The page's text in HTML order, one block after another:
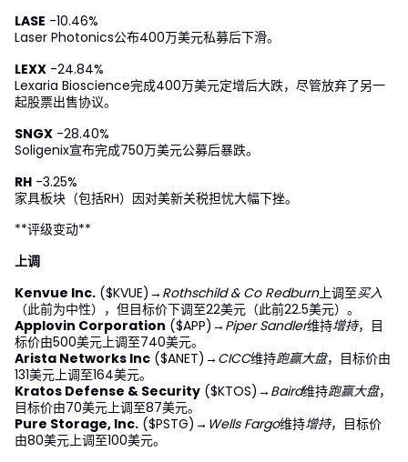
LASE -10.46%
Laser Photonics公布400万美元私募后下滑。
LEXX -24.84%
Lexaria Bioscience完成400万美元定增后大跌，尽管放弃了另一
起股票出售协议。
SNGX -28.40%
Soligenix宣布完成750万美元公募后暴跌。
RH -3.25%
家具板块（包括RH）因对美新关税担忧大幅下挫。
**评级变动**
上调
Kenvue Inc. ($KVUE)→ Rothschild & Co Redburn上调至买入
（此前为中性），但目标价下调至22美元（此前22.5美元）。
Applovin Corporation ($APP)→ Piper Sandler维持增持，目
标价由500美元上调至740美元。
Arista Networks Inc ($ANET)→ CICC维持跑赢大盘，目标价由
131美元上调至164美元。
Kratos Defense & Security ($KTOS)→ Baird维持跑赢大盘，
目标价由70美元上调至87美元。
Pure Storage, Inc. ($PSTG)→ Wells Fargo维持增持，目标价
由80美元上调至100美元。